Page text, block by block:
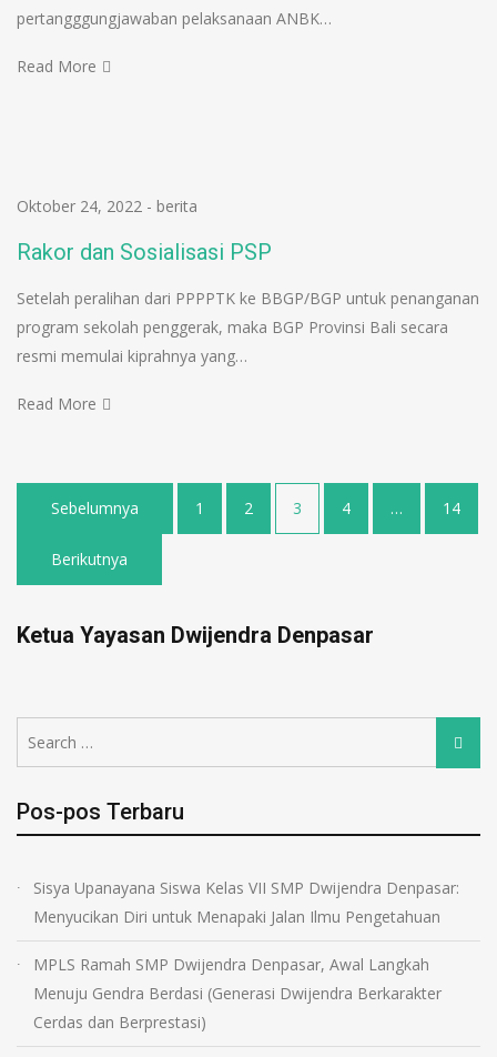
pertangggungjawaban pelaksanaan ANBK…
Read More
Oktober 24, 2022 - berita
Rakor dan Sosialisasi PSP
Setelah peralihan dari PPPPTK ke BBGP/BGP untuk penanganan
program sekolah penggerak, maka BGP Provinsi Bali secara
resmi memulai kiprahnya yang…
Read More
Sebelumnya 1 2 3 4 … 14
Berikutnya
Ketua Yayasan Dwijendra Denpasar
Pos-pos Terbaru
Sisya Upanayana Siswa Kelas VII SMP Dwijendra Denpasar:
Menyucikan Diri untuk Menapaki Jalan Ilmu Pengetahuan
MPLS Ramah SMP Dwijendra Denpasar, Awal Langkah
Menuju Gendra Berdasi (Generasi Dwijendra Berkarakter
Cerdas dan Berprestasi)